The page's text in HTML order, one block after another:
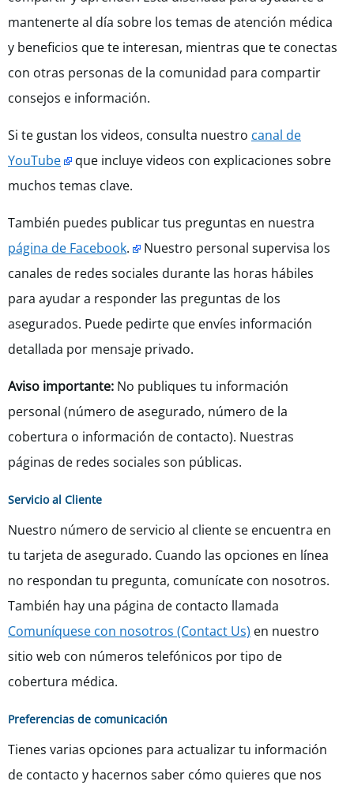
mantenerte al día sobre los temas de atención médica
y beneficios que te interesan, mientras que te conectas
con otras personas de la comunidad para compartir
consejos e información.
Si te gustan los videos, consulta nuestro canal de
YouTube
que incluye videos con explicaciones sobre
muchos temas clave.
También puedes publicar tus preguntas en nuestra
página de Facebook.
Nuestro personal supervisa los
canales de redes sociales durante las horas hábiles
para ayudar a responder las preguntas de los
asegurados. Puede pedirte que envíes información
detallada por mensaje privado.
Aviso importante: No publiques tu información
personal (número de asegurado, número de la
cobertura o información de contacto). Nuestras
páginas de redes sociales son públicas.
Servicio al Cliente
Nuestro número de servicio al cliente se encuentra en
tu tarjeta de asegurado. Cuando las opciones en línea
no respondan tu pregunta, comunícate con nosotros.
También hay una página de contacto llamada
Comuníquese con nosotros (Contact Us) en nuestro
sitio web con números telefónicos por tipo de
cobertura médica.
Preferencias de comunicación
Tienes varias opciones para actualizar tu información
de contacto y hacernos saber cómo quieres que nos